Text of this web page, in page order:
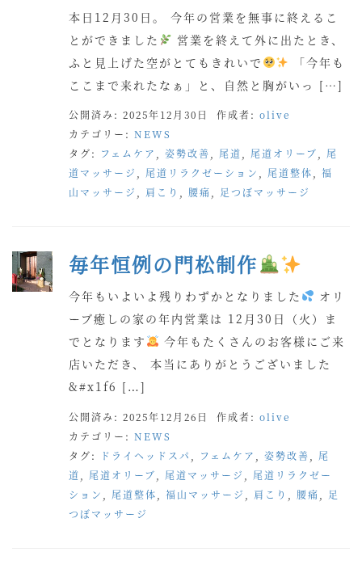
本日12月30日。 今年の営業を無事に終えるこ
とができました
営業を終えて外に出たとき、
ふと見上げた空がとてもきれいで
「今年も
ここまで来れたなぁ」と、自然と胸がいっ […]
公開済み: 2025年12月30日 作成者: olive
カテゴリー: NEWS
タグ: フェムケア 姿勢改善 尾道 尾道オリーブ
尾
道マッサージ
尾道リラクゼーション 尾道整体
福
山マッサージ
肩こり 腰痛 足つぼマッサージ
毎年恒例の門松制作
今年もいよいよ残りわずかとなりました
オリ
ーブ癒しの家の年内営業は 12月30日（火）ま
でとなります
今年もたくさんのお客様にご来
店いただき、 本当にありがとうございました
&#x1f6 […]
公開済み: 2025年12月26日 作成者: olive
カテゴリー: NEWS
タグ:
ドライヘッドスパ フェムケア 姿勢改善
尾
道
尾道オリーブ 尾道マッサージ
尾道リラクゼー
ション
尾道整体 福山マッサージ 肩こり 腰痛
足
つぼマッサージ